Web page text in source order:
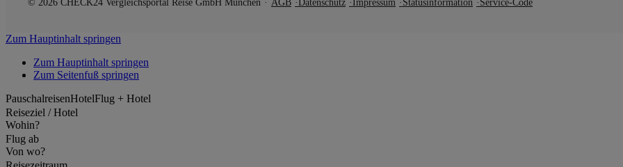
© 2026 CHECK24 Vergleichsportal Reise GmbH München AGB Datenschutz Impressum Statusinformation Service-Code
Zum Hauptinhalt springen
Zum Hauptinhalt springen
Zum Seitenfuß springen
PauschalreisenHotelFlug + Hotel
Reiseziel / Hotel
Wohin?
Flug ab
Von wo?